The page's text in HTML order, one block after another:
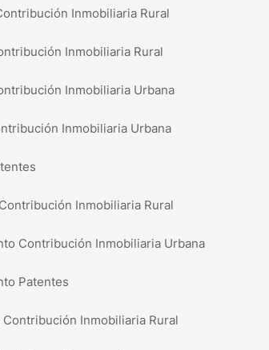
Inmobiliaria Rural
Inmobiliaria Rural
Inmobiliaria Urbana
Inmobiliaria Urbana
Inmobiliaria Rural
Contribución Inmobiliaria Urbana
Patentes
Inmobiliaria Rural